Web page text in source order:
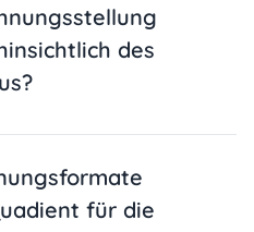
des
für die